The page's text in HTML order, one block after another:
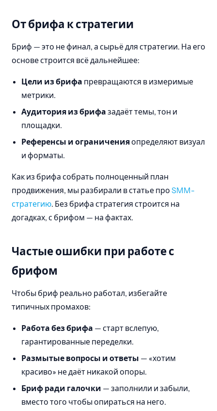
От брифа к стратегии
Бриф — это не финал, а сырьё для стратегии. На его
основе строится всё дальнейшее:
Цели из брифа превращаются в измеримые
метрики.
Аудитория из брифа задаёт темы, тон и
площадки.
Референсы и ограниченияопределяют визуал
и форматы.
Как из брифа собрать полноценный план
продвижения, мы разбирали в статье про SMM-
стратегию. Без брифа стратегия строится на
догадках, с брифом — на фактах.
Частые ошибки при работе с
брифом
Чтобы бриф реально работал, избегайте
типичных промахов:
Работа без брифа — старт вслепую,
гарантированные переделки.
Размытые вопросы и ответы — «хотим
красиво» не даёт никакой опоры.
Бриф ради галочки — заполнили и забыли,
вместо того чтобы опираться на него.